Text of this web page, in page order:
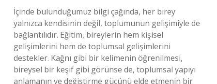
İçinde bulunduğumuz bilgi çağında, her birey
yalnızca kendisinin değil, toplumunun gelişimiyle de
bağlantılıdır. Eğitim, bireylerin hem kişisel
gelişimlerini hem de toplumsal gelişimlerini
destekler. Kağnı gibi bir kelimenin öğrenilmesi,
bireysel bir keşif gibi görünse de, toplumsal yapıyı
anlamanın ve değiştirme gücünü elde etmenin bir